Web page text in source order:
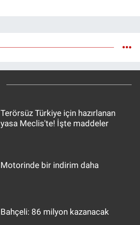
Terörsüz Türkiye için hazırlanan
yasa Meclis'te! İşte maddeler
Motorinde bir indirim daha
Bahçeli: 86 milyon kazanacak